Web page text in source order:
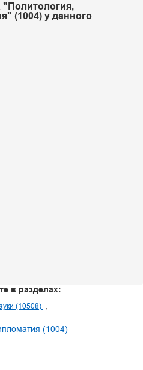
"Политология,
(1004) у данного
в разделах:
(10508)
(1004)